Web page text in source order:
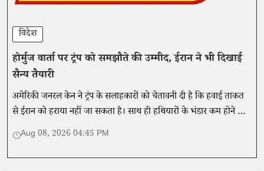
विदेश
होर्मुज वार्ता पर ट्रंप को समझौते की उम्मीद, ईरान ने भी दिखाई
सैन्य तैयारी
अमेरिकी जनरल केन ने ट्रंप के सलाहकारों को चेतावनी दी है कि हवाई ताकत
से ईरान को हराया नहीं जा सकता है। साथ ही हथियारों के भंडार कम होने के
साथ ही वे इस रणनीति से बाहर निकलने का रास्ता तलाश रहे हैं।
Aug 08, 2026 04:45 PM